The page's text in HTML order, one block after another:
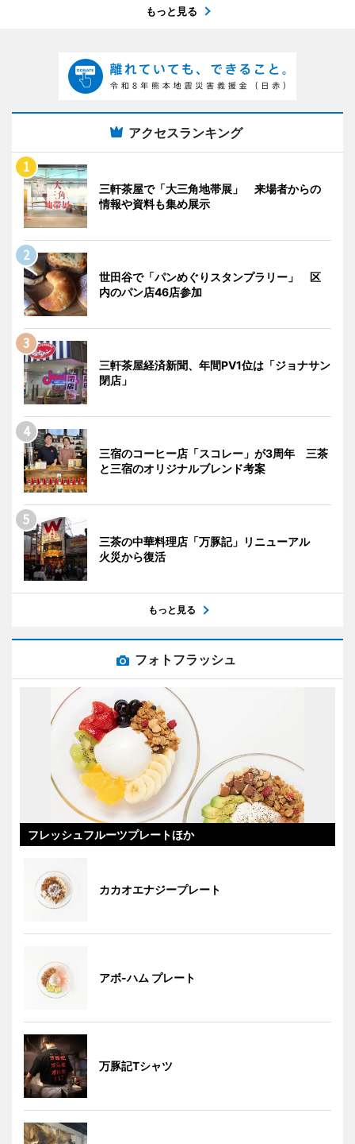
もっと見る
アクセスランキング
三軒茶屋で「大三角地帯展」 来場者からの
情報や資料も集め展示
世田谷で「パンめぐりスタンプラリー」 区
内のパン店46店参加
三軒茶屋経済新聞、年間PV1位は「ジョナサン
閉店」
三宿のコーヒー店「スコレー」が3周年 三茶
と三宿のオリジナルブレンド考案
三茶の中華料理店「万豚記」リニューアル
火災から復活
もっと見る
フォトフラッシュ
フレッシュフルーツプレートほか
カカオエナジープレート
アボ-ハム プレート
万豚記Tシャツ